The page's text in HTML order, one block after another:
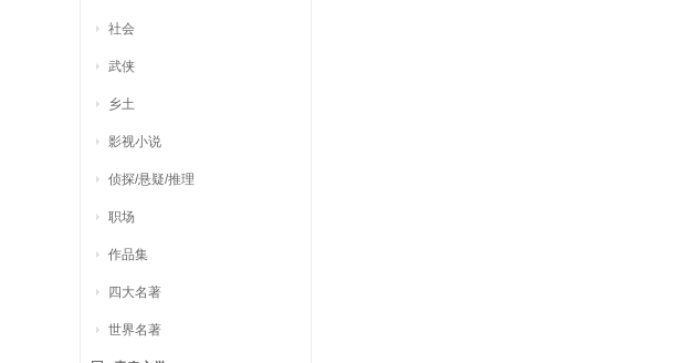
社会
武侠
乡土
影视小说
侦探/悬疑/推理
职场
作品集
四大名著
世界名著